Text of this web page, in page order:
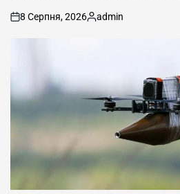
on
8 Серпня, 2026
Опубліковано
admin